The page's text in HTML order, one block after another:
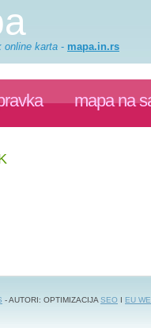
online karta - mapa.in.rs
mapa na
- AUTORI: OPTIMIZACIJA SEO I EU